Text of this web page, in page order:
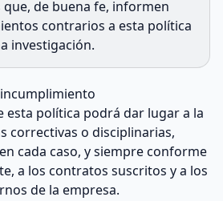
de buena fe, informen
contrarios a esta política
investigación.
esta política podrá dar lugar a la
correctivas o disciplinarias,
cada caso, y siempre conforme
a los contratos suscritos y a los
de la empresa.